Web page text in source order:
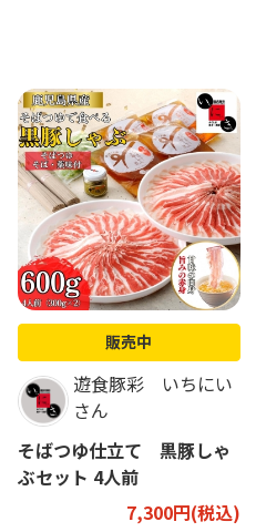
販売中
遊食豚彩 いちにい
さん
そばつゆ仕立て 黒豚しゃ
ぶセット 4人前
7,300円(税込)